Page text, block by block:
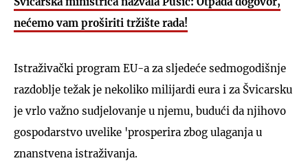
nećemo vam proširiti tržište rada!
Istraživački program EU-a za sljedeće sedmogodišnje
razdoblje težak je nekoliko milijardi eura i za Švicarsku
je vrlo važno sudjelovanje u njemu, budući da njihovo
gospodarstvo uvelike 'prosperira zbog ulaganja u
znanstvena istraživanja.